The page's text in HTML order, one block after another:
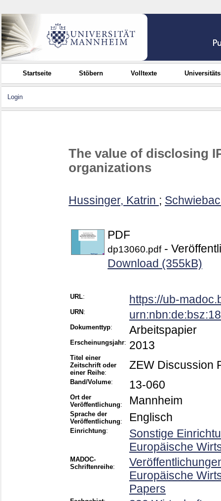
Startseite Stöbern Volltexte
Login
The value of disclosing
organizations
Hussinger, Katrin ;
PDF
dp13060.pdf-
Download (355kB)
URL: https://ub-
URN :
Dokumenttyp: Arbeitspapier
Erscheinungsjahr: 2013
Titel einer
Zeitschrift oder
einer Reihe:
ZEW Discussion
Band/Volume: 13-060
Ort der
Veröffentlichung: Mannheim
Sprache der
Veröffentlichung: Englisch
Einrichtung:
Sonstige
Europäische
MADOC-
Schriftenreihe:
Europäische
Papers